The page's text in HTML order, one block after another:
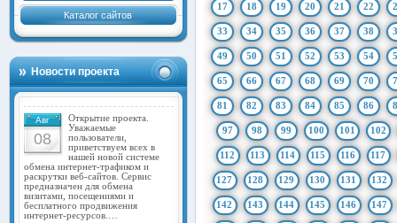
Каталог сайтов
Новости проекта
Авг
08
Открытие проекта.
Уважаемые
пользователи,
приветствуем всех в
нашей новой системе
обмена интернет-трафиком и
раскрутки веб-сайтов. Сервис
предназначен для обмена
визитами, посещениями и
бесплатного продвижения
интернет-ресурсов.…
17 18 19 20 21 22
33 34 35 36 37 38
49 50 51 52 53 54
65 66 67 68 69 70
81 82 83 84 85 86
97 98 99 100 101 102
112 113 114 115 116 117
127 128 129 130 131 132
142 143 144 145 146 147